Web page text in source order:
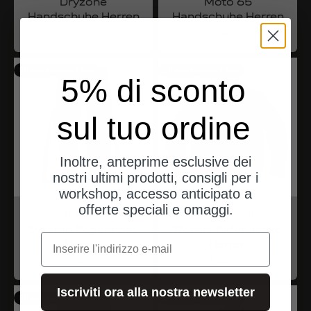
Handschuhe Herren
Handschuhe Herren
Di nuovo disponibile a breve
A nord di Berlino
Swamp Regenhose
Herren
A nord di Berlino
Desert Rider Jacke
Di nuovo disponibile a breve Di nuovo disponibile a breve
5% di sconto
sul tuo ordine
Inoltre, anteprime esclusive dei
nostri ultimi prodotti, consigli per i
workshop, accesso anticipato a
offerte speciali e omaggi.
e-mail
Iscriviti ora alla nostra newsletter